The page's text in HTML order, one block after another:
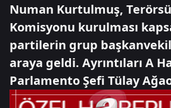
Numan Kurtulmuş,
Komisyonu kurulması
partilerin grup
araya geldi. Ayrıntıları A
Parlamento Şefi Tülay